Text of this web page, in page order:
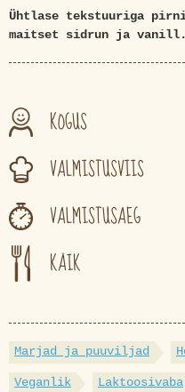
Ühtlase tekstuuriga
maitset sidrun ja vanill.
KOGUS
VALMISTUSVIIS
VALMISTUSAEG
KÄIK
Marjad ja puuviljad
Veganlik Laktoosivaba